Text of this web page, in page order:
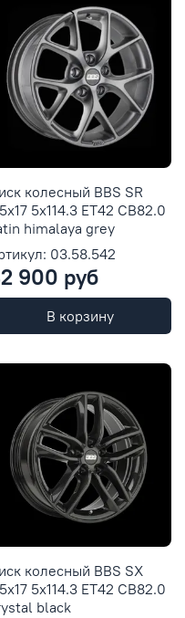
колесный BBS SR
5x114.3 ET42 CB82.0
himalaya grey
03.58.542
900 руб
В корзину
колесный BBS SX
5x114.3 ET42 CB82.0
black